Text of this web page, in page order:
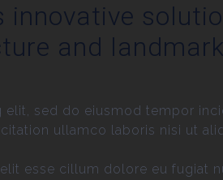
innovative
and
sed do eiusmod tempor
ullamco laboris nisi ut
esse cillum dolore eu fugiat